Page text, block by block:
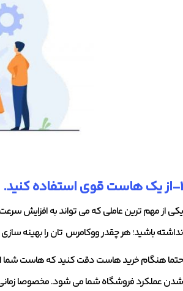
1-از یک هاست قوی استفاده کنید.
یکی از مهم ترین عاملی که می تواند به افزایش
نداشته باشید؛ هر چقدر ووکامرس تان را بهینه
حتما هنگام خرید هاست دقت کنید که هاست شما
شدن عملکرد فروشگاه شما می شود. مخصوصا زمانی